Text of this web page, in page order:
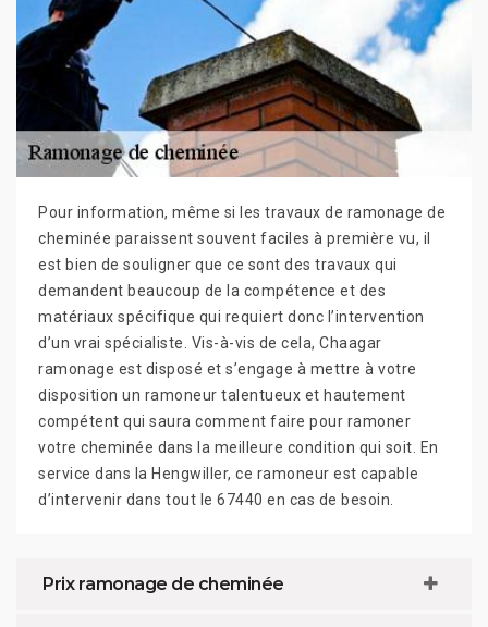
Pour information, même si les travaux de ramonage de
cheminée paraissent souvent faciles à première vu, il
est bien de souligner que ce sont des travaux qui
demandent beaucoup de la compétence et des
matériaux spécifique qui requiert donc l’intervention
d’un vrai spécialiste. Vis-à-vis de cela, Chaagar
ramonage est disposé et s’engage à mettre à votre
disposition un ramoneur talentueux et hautement
compétent qui saura comment faire pour ramoner
votre cheminée dans la meilleure condition qui soit. En
service dans la Hengwiller, ce ramoneur est capable
d’intervenir dans tout le 67440 en cas de besoin.
Prix ramonage de cheminée